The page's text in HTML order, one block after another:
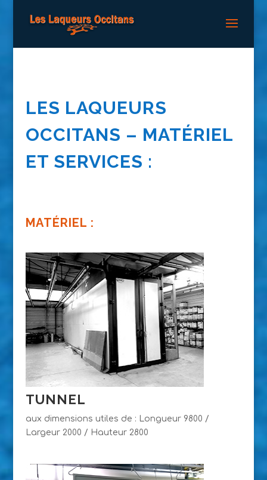
LES LAQUEURS
OCCITANS – MATÉRIEL
ET SERVICES :
MATÉRIEL :
TUNNEL
aux dimensions utiles de : Longueur 9800 /
Largeur 2000 / Hauteur 2800